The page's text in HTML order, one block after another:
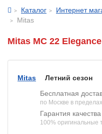
Каталог
Интернет
Mitas
Mitas MC 22 Elegance
Mitas
Летний сезон
Бесплатная
по Москве в
Гарантия качества
100% оригинальные